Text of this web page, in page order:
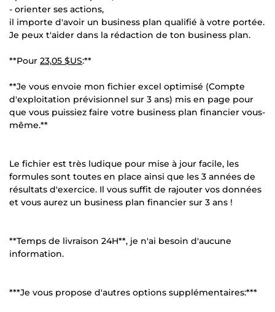
- orienter ses actions,
il importe d'avoir un business plan qualifié à votre portée.
Je peux t'aider dans la rédaction de ton business plan.
**Pour 23,05 $US:**
**Je vous envoie mon fichier excel optimisé (Compte
d'exploitation prévisionnel sur 3 ans) mis en page pour
que vous puissiez faire votre business plan financier vous-
même.**
Le fichier est très ludique pour mise à jour facile, les
formules sont toutes en place ainsi que les 3 années de
résultats d'exercice. Il vous suffit de rajouter vos données
et vous aurez un business plan financier sur 3 ans !
**Temps de livraison 24H**, je n'ai besoin d'aucune
information.
***Je vous propose d'autres options supplémentaires:***